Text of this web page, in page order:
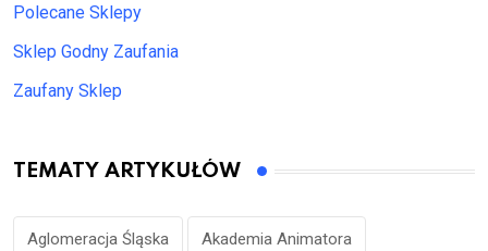
Polecane Sklepy
Sklep Godny Zaufania
Zaufany Sklep
TEMATY ARTYKUŁÓW
Aglomeracja Śląska Akademia Animatora